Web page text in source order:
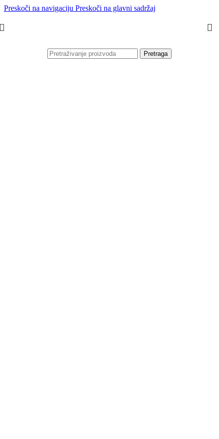
Preskoči na navigaciju Preskoči na glavni sadržaj
Pretraga